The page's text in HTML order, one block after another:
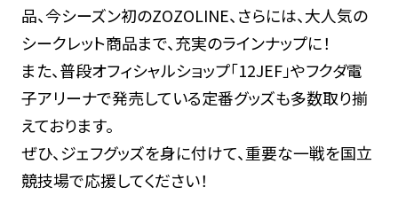
品、今シーズン初のZOZOLINE、さらには、大人気の
シークレット商品まで、充実のラインナップに！
また、普段オフィシャルショップ「12JEF」やフクダ電
子アリーナで発売している定番グッズも多数取り揃
えております。
ぜひ、ジェフグッズを身に付けて、重要な一戦を国立
競技場で応援してください！